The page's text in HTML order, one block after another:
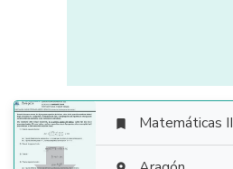
 Matemáticas II